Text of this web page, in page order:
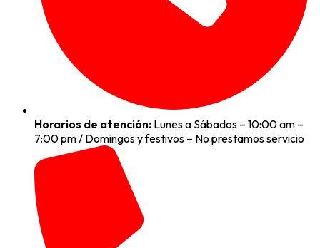
Horarios de atención: Lunes a Sábados – 10:00 am –
7:00 pm / Domingos y festivos – No prestamos servicio